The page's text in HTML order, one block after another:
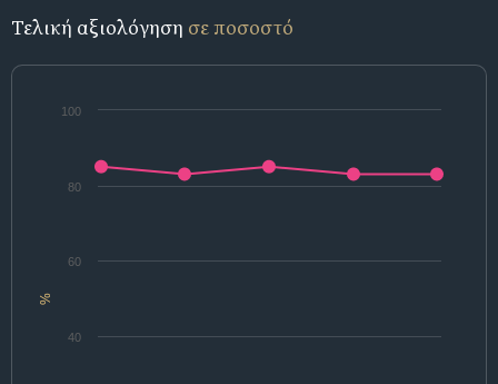
Τελική αξιολόγηση σε ποσοστό
%
40
60
80
100